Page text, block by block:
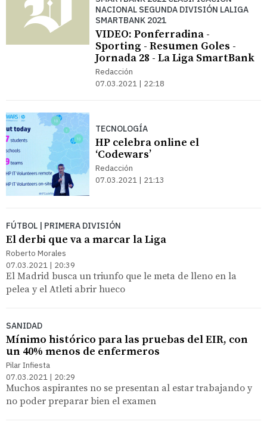
NACIONAL SEGUNDA DIVISIÓN LALIGA
SMARTBANK 2021
VIDEO: Ponferradina -
Sporting - Resumen Goles -
Jornada 28 - La Liga SmartBank
Redacción
07.03.2021 | 22:18
TECNOLOGÍA
HP celebra online el
‘Codewars’
Redacción
07.03.2021 | 21:13
FÚTBOL | PRIMERA DIVISIÓN
El derbi que va a marcar la Liga
Roberto Morales
07.03.2021 | 20:39
El Madrid busca un triunfo que le meta de lleno en la
pelea y el Atleti abrir hueco
SANIDAD
Mínimo histórico para las pruebas del EIR, con
un 40% menos de enfermeros
Pilar Infiesta
07.03.2021 | 20:29
Muchos aspirantes no se presentan al estar trabajando y
no poder preparar bien el examen